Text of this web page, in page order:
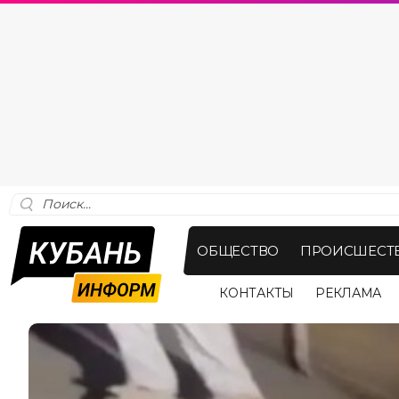
ОБЩЕСТВО
КОНТАКТЫ РЕКЛАМА